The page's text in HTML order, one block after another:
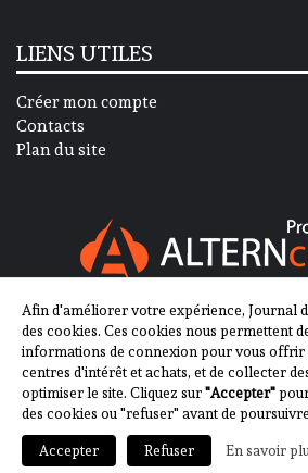
LIENS UTILES
Créer mon compte
Contacts
Plan du site
SUIVEZ-NOUS SUR
2013-2023 - Journal des
Afin d'améliorer votre expérience, Journal
des cookies. Ces cookies nous permettent
informations de connexion pour vous offrir
centres d'intérêt et achats, et de collecter
optimiser le site. Cliquez sur"Accepter"
des cookies ou "refuser" avant de
Accepter Refuser En savoir